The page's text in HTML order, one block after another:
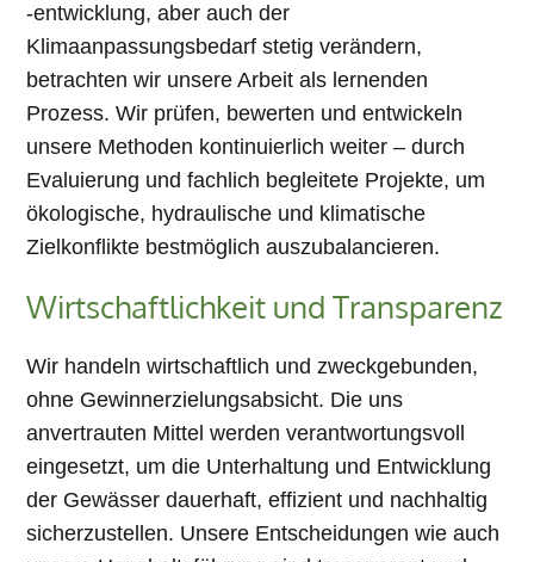
-entwicklung, aber auch der
Klimaanpassungsbedarf stetig verändern,
betrachten wir unsere Arbeit als lernenden
Prozess. Wir prüfen, bewerten und entwickeln
unsere Methoden kontinuierlich weiter – durch
Evaluierung und fachlich begleitete Projekte, um
ökologische, hydraulische und klimatische
Zielkonflikte bestmöglich auszubalancieren.
Wirtschaftlichkeit und Transparenz
Wir handeln wirtschaftlich und zweckgebunden,
ohne Gewinnerzielungsabsicht. Die uns
anvertrauten Mittel werden verantwortungsvoll
eingesetzt, um die Unterhaltung und Entwicklung
der Gewässer dauerhaft, effizient und nachhaltig
sicherzustellen. Unsere Entscheidungen wie auch